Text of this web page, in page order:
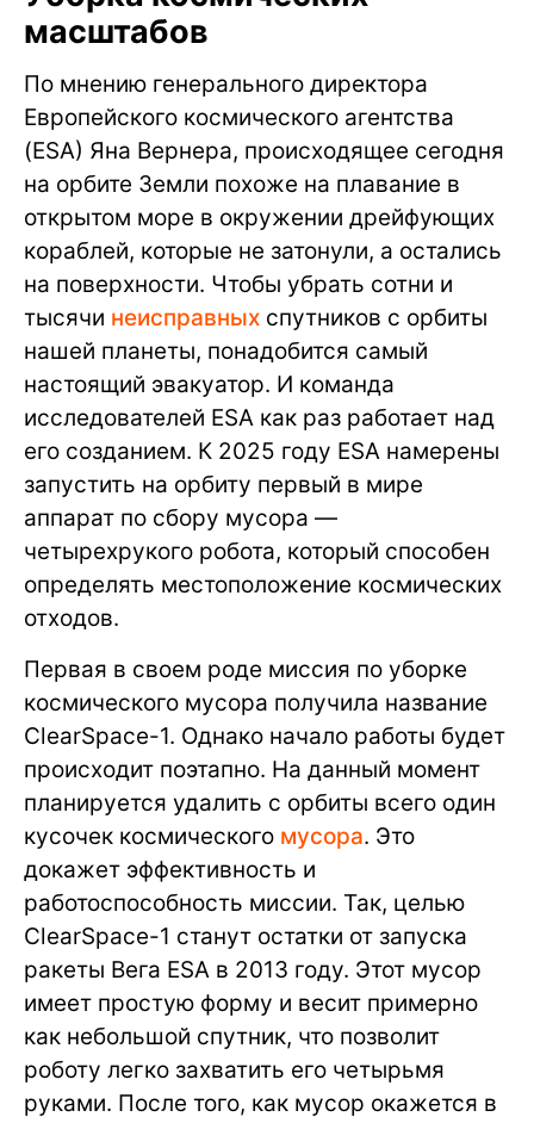
масштабов
По мнению генерального директора
Европейского космического агентства
(ESA) Яна Вернера, происходящее сегодня
на орбите Земли похоже на плавание в
открытом море в окружении дрейфующих
кораблей, которые не затонули, а остались
на поверхности. Чтобы убрать сотни и
тысячи неисправных спутников с орбиты
нашей планеты, понадобится самый
настоящий эвакуатор. И команда
исследователей ESA как раз работает над
его созданием. К 2025 году ESA намерены
запустить на орбиту первый в мире
аппарат по сбору мусора —
четырехрукого робота, который способен
определять местоположение космических
отходов.
Первая в своем роде миссия по уборке
космического мусора получила название
ClearSpace-1. Однако начало работы будет
происходит поэтапно. На данный момент
планируется удалить с орбиты всего один
кусочек космического мусора. Это
докажет эффективность и
работоспособность миссии. Так, целью
ClearSpace-1 станут остатки от запуска
ракеты Вега ESA в 2013 году. Этот мусор
имеет простую форму и весит примерно
как небольшой спутник, что позволит
роботу легко захватить его четырьмя
руками. После того, как мусор окажется в